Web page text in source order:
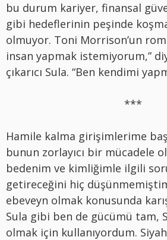
bu durum kariyer, finansal
gibi hedeflerinin peşinde
olmuyor. Toni Morrison’un
insan yapmak istemiyorum,”
çıkarıcı Sula. “Ben kendimi
***
Hamile kalma girişimlerime
bunun zorlayıcı bir mücadele
bedenim ve kimliğimle ilgili
getireceğini hiç
ebeveyn olmak konusunda
Sula gibi ben de gücümü tam,
olmak için kullanıyordum.